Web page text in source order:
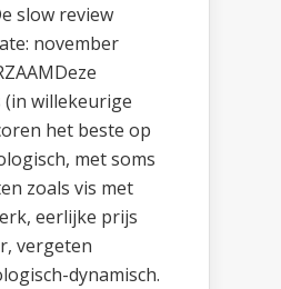
slow review
november
(in willekeurige
het beste op
met soms
zoals vis met
eerlijke prijs
vergeten
dynamisch.